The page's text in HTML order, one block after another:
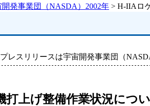
開発事業団（NASDA）2002年 > H-IIAロ
レスリリースは宇宙開発事業団（
上げ整備作業状況につ